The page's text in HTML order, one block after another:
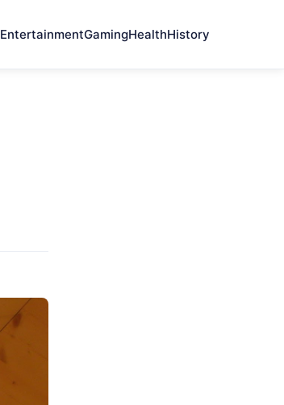
EntertainmentGamingHealthHistory